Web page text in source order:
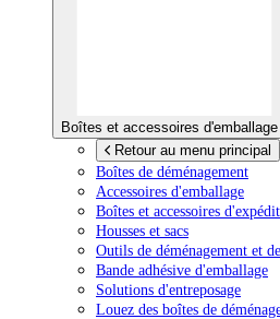
Boîtes et accessoires d'emballage
Retour au menu principal
Boîtes de déménagement
Accessoires d'emballage
Boîtes et accessoires
Housses et sacs
Outils de déménagement et
Bande adhésive d'emballage
Solutions d'entreposage
Louez des boîtes de